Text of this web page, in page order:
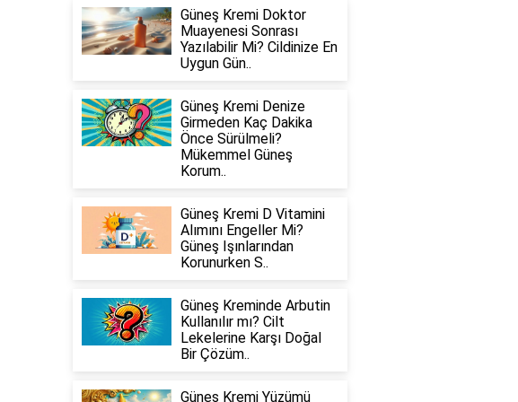
Güneş Kremi Doktor
Muayenesi Sonrası
Yazılabilir Mi? Cildinize En
Uygun Gün..
Güneş Kremi Denize
Girmeden Kaç Dakika
Önce Sürülmeli?
Mükemmel Güneş
Korum..
Güneş Kremi D Vitamini
Alımını Engeller Mi?
Güneş Işınlarından
Korunurken S..
Güneş Kreminde Arbutin
Kullanılır mı? Cilt
Lekelerine Karşı Doğal
Bir Çözüm..
Güneş Kremi Yüzümü